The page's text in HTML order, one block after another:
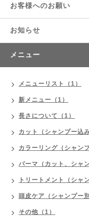
お客様へのお願い
お知らせ
メニュー
メニューリスト（1）
新メニュー（1）
長さについて（1）
カット（シャンプー込
カラーリング（シャン
パーマ（カット、シャ
トリートメント（シャ
頭皮ケア（シャンプー
その他（1）